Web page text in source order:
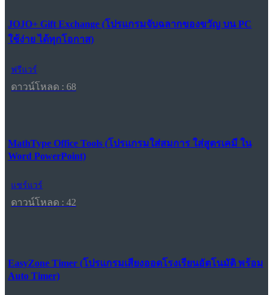
JOJO+ Gift Exchange (โปรแกรมจับฉลากของขวัญ บน PC
ใช้ง่าย ได้ทุกโอกาส)
ฟรีแวร์
ดาวน์โหลด : 68
MathType Office Tools (โปรแกรมใส่สมการ ใส่สูตรเคมี ใน
Word PowerPoint)
แชร์แวร์
ดาวน์โหลด : 42
EasyZone Timer (โปรแกรมเสียงออดโรงเรียนอัตโนมัติ พร้อม
Auto Timer)